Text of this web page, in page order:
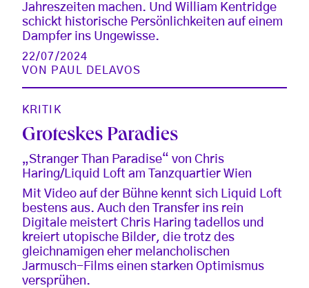
Jahreszeiten machen. Und William Kentridge
schickt historische Persönlichkeiten auf einem
Dampfer ins Ungewisse.
22/07/2024
VON
PAUL DELAVOS
KRITIK
Groteskes Paradies
„Stranger Than Paradise“ von Chris
Haring/Liquid Loft am Tanzquartier Wien
Mit Video auf der Bühne kennt sich Liquid Loft
bestens aus. Auch den Transfer ins rein
Digitale meistert Chris Haring tadellos und
kreiert utopische Bilder, die trotz des
gleichnamigen eher melancholischen
Jarmusch-Films einen starken Optimismus
versprühen.